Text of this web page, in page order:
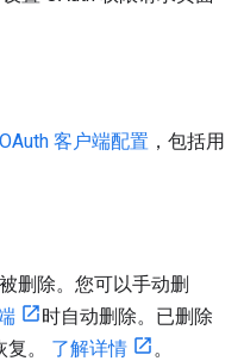
OAuth 客户端配置 ，包括用
删除。您可以手动删
时自动删除。已删除
。 了解详情 。